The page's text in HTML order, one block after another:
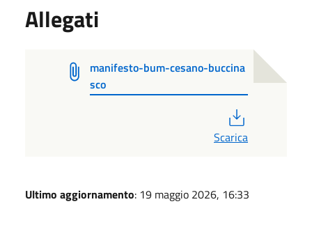
Allegati
manifesto-bum-cesano-buccina
sco
Scarica
Ultimo aggiornamento: 19 maggio 2026, 16:33